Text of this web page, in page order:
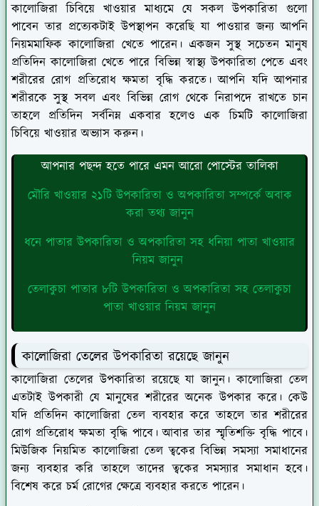
কালোজিরা চিবিয়ে খাওয়ার মাধ্যমে যে সকল উপকারিতা গুলো
পাবেন তার প্রত্যেকটাই উপস্থাপন করেছি যা পাওয়ার জন্য আপনি
নিয়মমাফিক কালোজিরা খেতে পারেন। একজন সুস্থ সচেতন মানুষ
প্রতিদিন কালোজিরা খেতে পারে বিভিন্ন স্বাস্থ্য উপকারিতা পেতে এবং
শরীরের রোগ প্রতিরোধ ক্ষমতা বৃদ্ধি করতে। আপনি যদি আপনার
শরীরকে সুস্থ সবল এবং বিভিন্ন রোগ থেকে নিরাপদে রাখতে চান
তাহলে প্রতিদিন সর্বনিম্ন একবার হলেও এক চিমটি কালোজিরা
চিবিয়ে খাওয়ার অভ্যাস করুন।
আপনার পছন্দ হতে পারে এমন আরো পোস্টের তালিকা
মৌরি খাওয়ার ২১টি উপকারিতা ও অপকারিতা সম্পর্কে অবাক
করা তথ্য জানুন
ধনে পাতার উপকারিতা ও অপকারিতা সহ ধনিয়া পাতা খাওয়ার
নিয়ম জানুন
তেলাকুচা পাতার ৮টি উপকারিতা ও অপকারিতা সহ তেলাকুচা
পাতা খাওয়ার নিয়ম জানুন
কালোজিরা তেলের উপকারিতা রয়েছে জানুন
কালোজিরা তেলের উপকারিতা রয়েছে যা জানুন। কালোজিরা তেল
এতটাই উপকারী যে মানুষের শরীরের অনেক উপকার করে। কেউ
যদি প্রতিদিন কালোজিরা তেল ব্যবহার করে তাহলে তার শরীরের
রোগ প্রতিরোধ ক্ষমতা বৃদ্ধি পাবে। আবার তার স্মৃতিশক্তি বৃদ্ধি পাবে।
মিউজিক নিয়মিত কালোজিরা তেল ত্বকের বিভিন্ন সমস্যা সমাধানের
জন্য ব্যবহার করি তাহলে তাদের ত্বকের সমস্যার সমাধান হবে।
বিশেষ করে চর্ম রোগের ক্ষেত্রে ব্যবহার করতে পারেন।